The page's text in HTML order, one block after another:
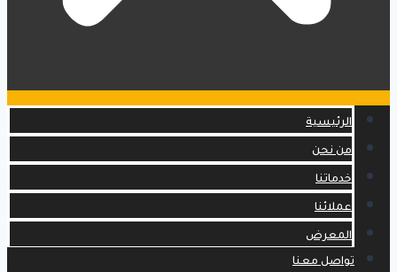
الرئيسية
من نحن
خدماتنا
عملائنا
المعرض
تواصل معنا